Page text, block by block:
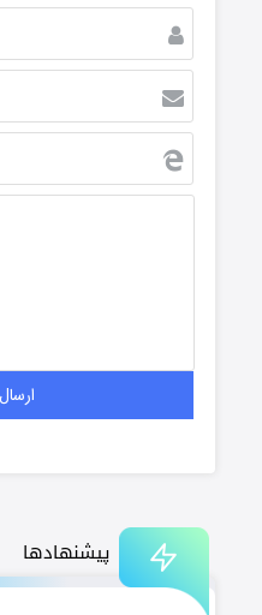
پیشنهادها